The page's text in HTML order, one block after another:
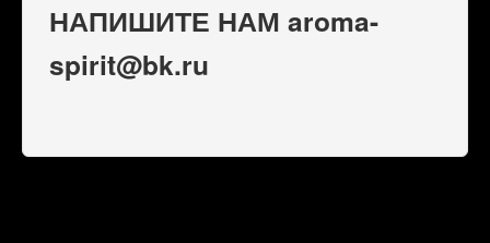
НАПИШИТЕ НАМ aroma-
spirit@bk.ru